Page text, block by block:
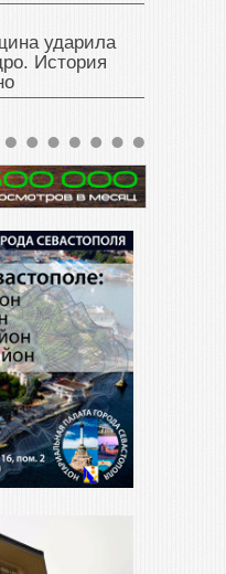
ударила
История